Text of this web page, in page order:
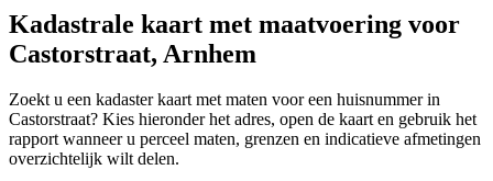
Kadastrale kaart met maatvoering voor
Castorstraat, Arnhem
Zoekt u een kadaster kaart met maten voor een huisnummer in
Castorstraat? Kies hieronder het adres, open de kaart en gebruik het
rapport wanneer u perceel maten, grenzen en indicatieve afmetingen
overzichtelijk wilt delen.